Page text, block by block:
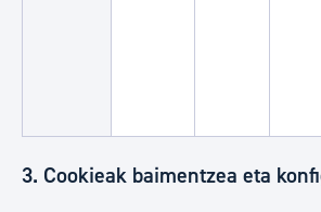
3. Cookieak baimentzea eta